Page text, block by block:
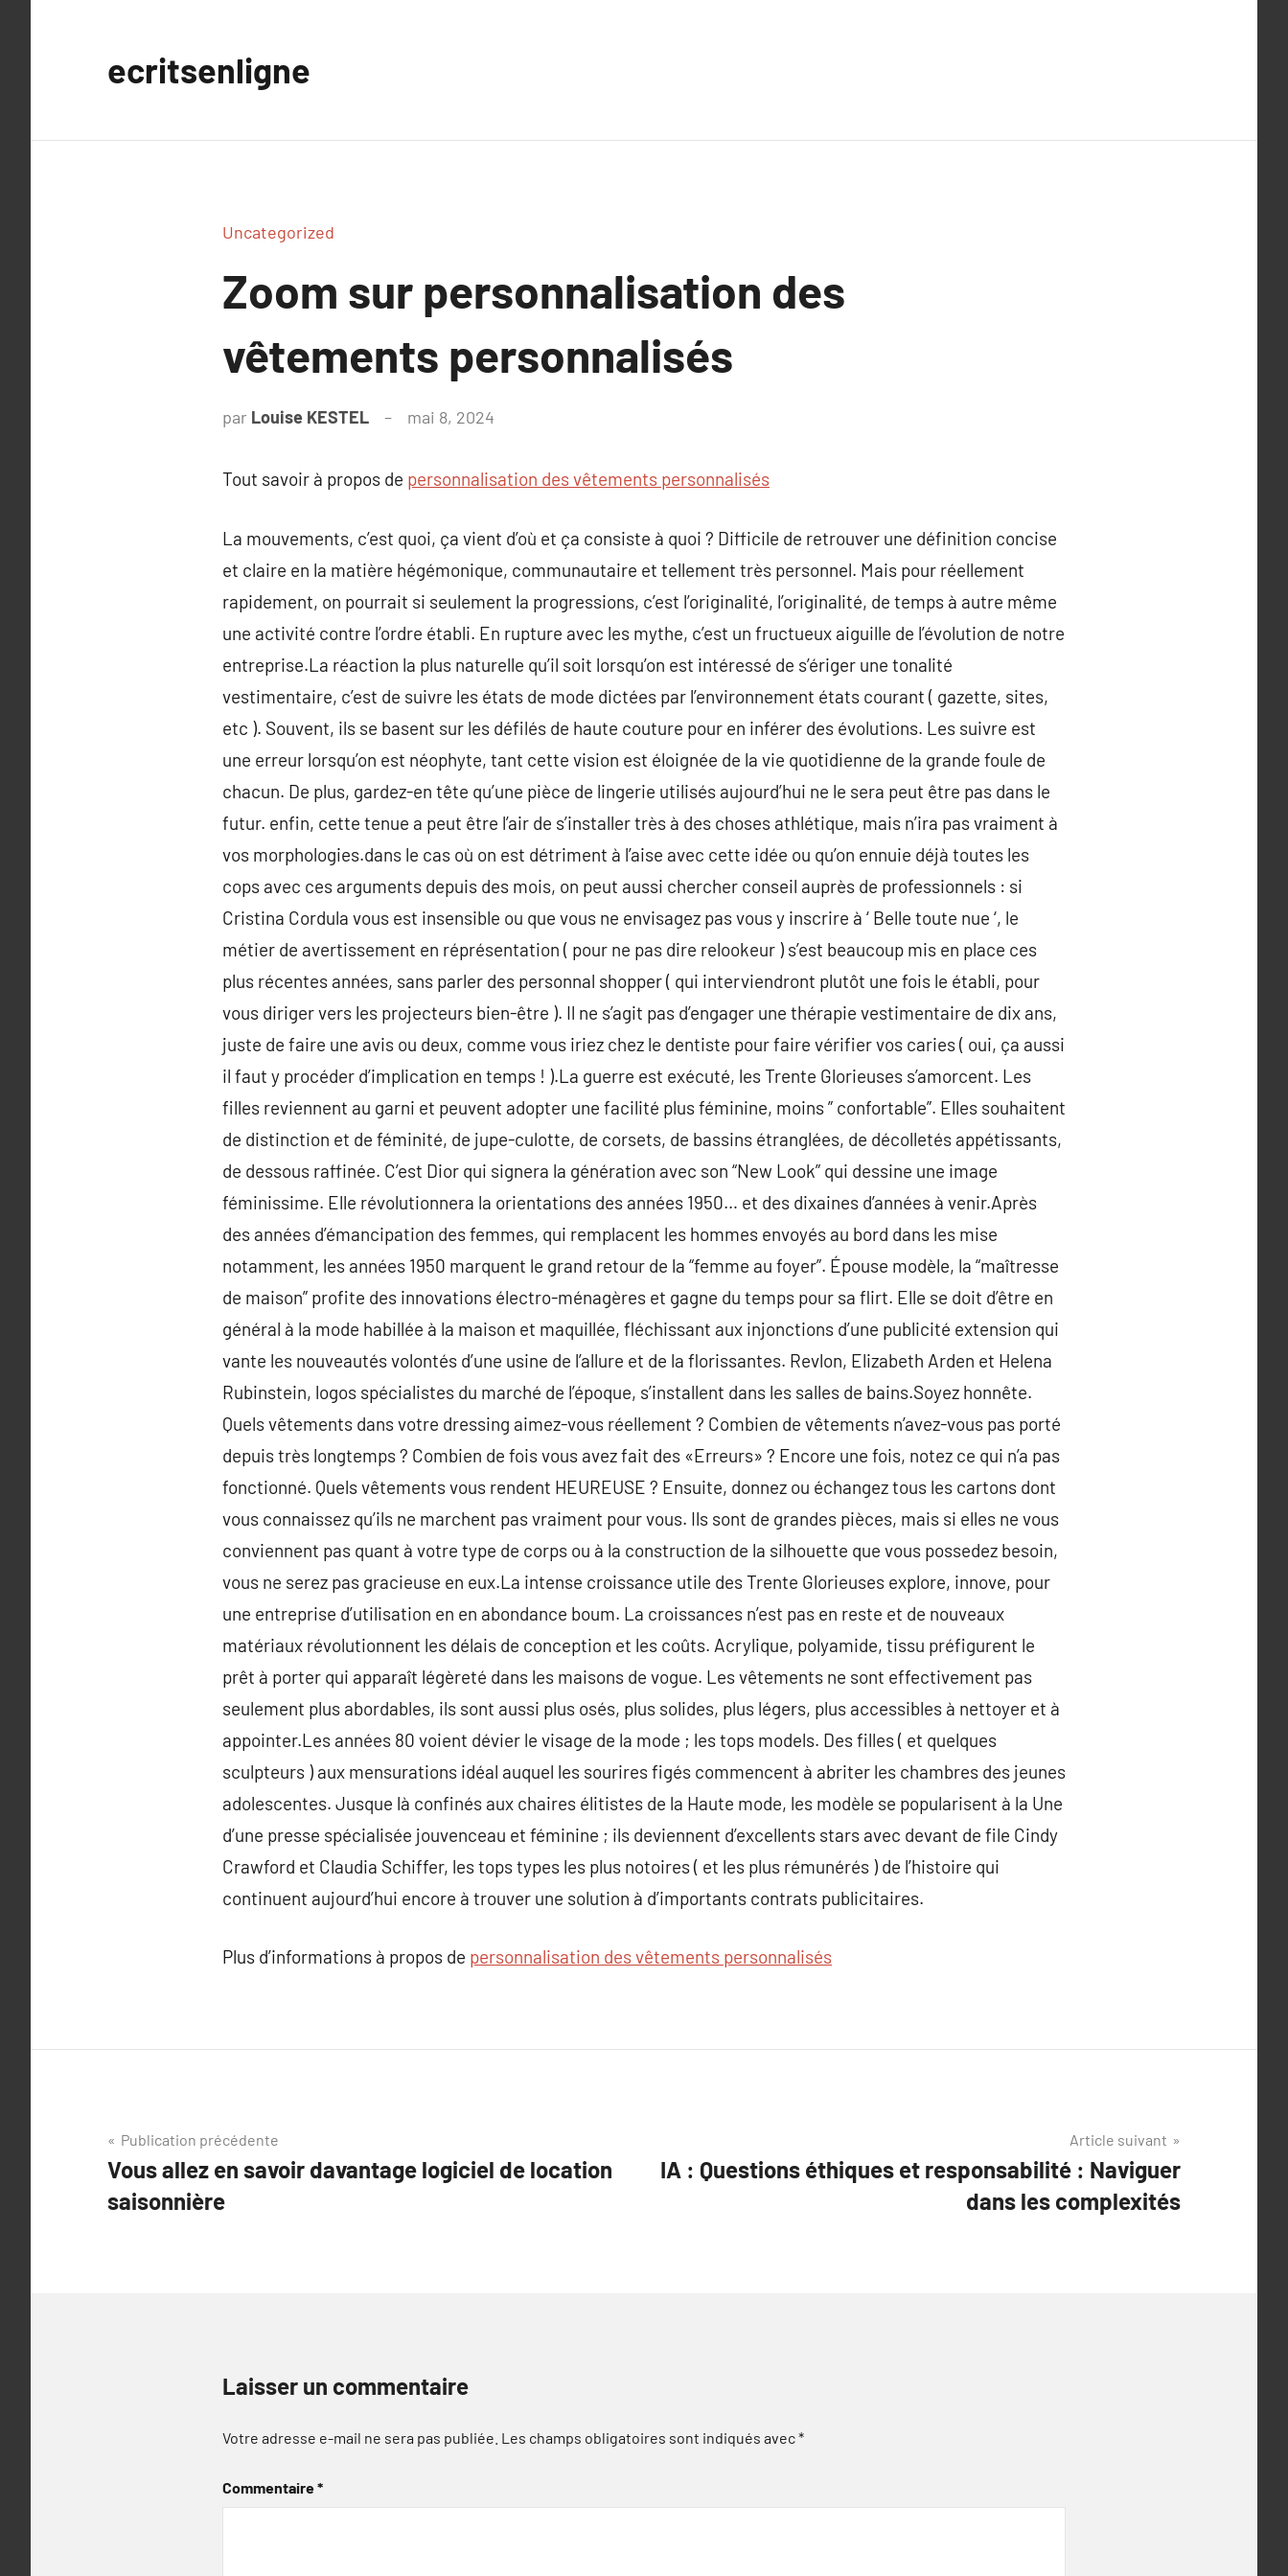
ecritsenligne
Uncategorized
Zoom sur personnalisation des
vêtements personnalisés
par Louise KESTEL mai 8, 2024
Tout savoir à propos de personnalisation des vêtements personnalisés
La mouvements, c’est quoi, ça vient d’où et ça consiste à quoi ? Difficile de retrouver une définition concise
et claire en la matière hégémonique, communautaire et tellement très personnel. Mais pour réellement
rapidement, on pourrait si seulement la progressions, c’est l’originalité, l’originalité, de temps à autre même
une activité contre l’ordre établi. En rupture avec les mythe, c’est un fructueux aiguille de l’évolution de notre
entreprise.La réaction la plus naturelle qu’il soit lorsqu’on est intéressé de s’ériger une tonalité
vestimentaire, c’est de suivre les états de mode dictées par l’environnement états courant ( gazette, sites,
etc ). Souvent, ils se basent sur les défilés de haute couture pour en inférer des évolutions. Les suivre est
une erreur lorsqu’on est néophyte, tant cette vision est éloignée de la vie quotidienne de la grande foule de
chacun. De plus, gardez-en tête qu’une pièce de lingerie utilisés aujourd’hui ne le sera peut être pas dans le
futur. enfin, cette tenue a peut être l’air de s’installer très à des choses athlétique, mais n’ira pas vraiment à
vos morphologies.dans le cas où on est détriment à l’aise avec cette idée ou qu’on ennuie déjà toutes les
cops avec ces arguments depuis des mois, on peut aussi chercher conseil auprès de professionnels : si
Cristina Cordula vous est insensible ou que vous ne envisagez pas vous y inscrire à ‘ Belle toute nue ‘, le
métier de avertissement en réprésentation ( pour ne pas dire relookeur ) s’est beaucoup mis en place ces
plus récentes années, sans parler des personnal shopper ( qui interviendront plutôt une fois le établi, pour
vous diriger vers les projecteurs bien-être ). Il ne s’agit pas d’engager une thérapie vestimentaire de dix ans,
juste de faire une avis ou deux, comme vous iriez chez le dentiste pour faire vérifier vos caries ( oui, ça aussi
il faut y procéder d’implication en temps ! ).La guerre est exécuté, les Trente Glorieuses s’amorcent. Les
filles reviennent au garni et peuvent adopter une facilité plus féminine, moins ” confortable”. Elles souhaitent
de distinction et de féminité, de jupe-culotte, de corsets, de bassins étranglées, de décolletés appétissants,
de dessous raffinée. C’est Dior qui signera la génération avec son “New Look” qui dessine une image
féminissime. Elle révolutionnera la orientations des années 1950… et des dixaines d’années à venir.Après
des années d’émancipation des femmes, qui remplacent les hommes envoyés au bord dans les mise
notamment, les années 1950 marquent le grand retour de la “femme au foyer”. Épouse modèle, la “maîtresse
de maison” profite des innovations électro-ménagères et gagne du temps pour sa flirt. Elle se doit d’être en
général à la mode habillée à la maison et maquillée, fléchissant aux injonctions d’une publicité extension qui
vante les nouveautés volontés d’une usine de l’allure et de la florissantes. Revlon, Elizabeth Arden et Helena
Rubinstein, logos spécialistes du marché de l’époque, s’installent dans les salles de bains.Soyez honnête.
Quels vêtements dans votre dressing aimez-vous réellement ? Combien de vêtements n’avez-vous pas porté
depuis très longtemps ? Combien de fois vous avez fait des «Erreurs» ? Encore une fois, notez ce qui n’a pas
fonctionné. Quels vêtements vous rendent HEUREUSE ? Ensuite, donnez ou échangez tous les cartons dont
vous connaissez qu’ils ne marchent pas vraiment pour vous. Ils sont de grandes pièces, mais si elles ne vous
conviennent pas quant à votre type de corps ou à la construction de la silhouette que vous possedez besoin,
vous ne serez pas gracieuse en eux.La intense croissance utile des Trente Glorieuses explore, innove, pour
une entreprise d’utilisation en en abondance boum. La croissances n’est pas en reste et de nouveaux
matériaux révolutionnent les délais de conception et les coûts. Acrylique, polyamide, tissu préfigurent le
prêt à porter qui apparaît légèreté dans les maisons de vogue. Les vêtements ne sont effectivement pas
seulement plus abordables, ils sont aussi plus osés, plus solides, plus légers, plus accessibles à nettoyer et à
appointer.Les années 80 voient dévier le visage de la mode ; les tops models. Des filles ( et quelques
sculpteurs ) aux mensurations idéal auquel les sourires figés commencent à abriter les chambres des jeunes
adolescentes. Jusque là confinés aux chaires élitistes de la Haute mode, les modèle se popularisent à la Une
d’une presse spécialisée jouvenceau et féminine ; ils deviennent d’excellents stars avec devant de file Cindy
Crawford et Claudia Schiffer, les tops types les plus notoires ( et les plus rémunérés ) de l’histoire qui
continuent aujourd’hui encore à trouver une solution à d’importants contrats publicitaires.
Plus d’informations à propos de personnalisation des vêtements personnalisés
Navigation
de
l’article
Publication précédente
Vous allez en savoir davantage logiciel de location
saisonnière
Article suivant
IA : Questions éthiques et responsabilité : Naviguer
dans les complexités
Laisser un commentaire
Votre adresse e-mail ne sera pas publiée. Les champs obligatoires sont indiqués avec*
Commentaire*